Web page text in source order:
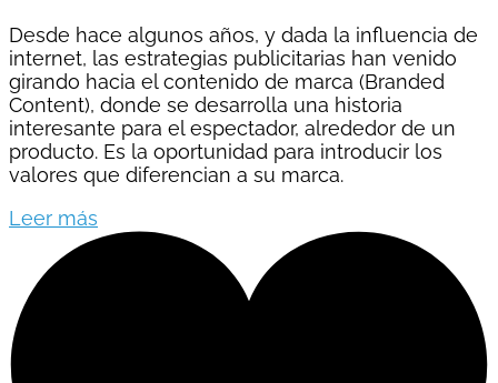
Desde hace algunos años, y dada la influencia de
internet, las estrategias publicitarias han venido
girando hacia el contenido de marca (Branded
Content), donde se desarrolla una historia
interesante para el espectador, alrededor de un
producto. Es la oportunidad para introducir los
valores que diferencian a su marca.
Leer más